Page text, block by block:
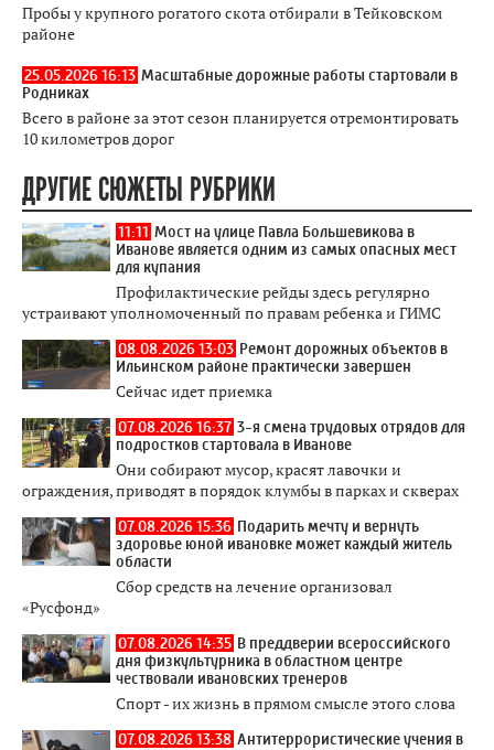
Пробы у крупного рогатого скота отбирали в Тейковском
районе
25.05.2026 16:13 Масштабные дорожные работы стартовали в
Родниках
Всего в районе за этот сезон планируется отремонтировать
10 километров дорог
ДРУГИЕ СЮЖЕТЫ РУБРИКИ
11:11 Мост на улице Павла Большевикова в
Иванове является одним из самых опасных мест
для купания
Профилактические рейды здесь регулярно
устраивают уполномоченный по правам ребенка и ГИМС
08.08.2026 13:03 Ремонт дорожных объектов в
Ильинском районе практически завершен
Сейчас идет приемка
07.08.2026 16:37 3-я смена трудовых отрядов для
подростков стартовала в Иванове
Они собирают мусор, красят лавочки и
ограждения, приводят в порядок клумбы в парках и скверах
07.08.2026 15:36 Подарить мечту и вернуть
здоровье юной ивановке может каждый житель
области
Сбор средств на лечение организовал
«Русфонд»
07.08.2026 14:35 В преддверии всероссийского
дня физкультурника в областном центре
чествовали ивановских тренеров
Спорт - их жизнь в прямом смысле этого слова
07.08.2026 13:38 Антитеррористические учения в